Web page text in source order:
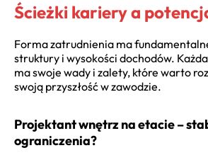
Ścieżki kariery a
Forma zatrudnienia ma
struktury i wysokości dochodów.
ma swoje wady i zalety, które warto
swoją przyszłość w zawodzie.
Projektant wnętrz na etacie –
ograniczenia?